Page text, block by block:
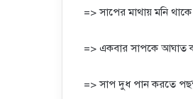
=> সাপের মাথায় মনি থাকে
=> একবার সাপকে আঘাত
=> সাপ দুধ পান করতে